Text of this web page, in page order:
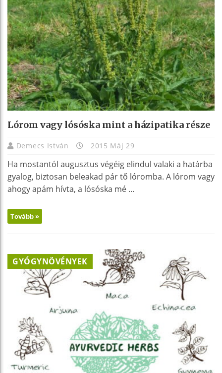
Lórom vagy lósóska mint a házipatika része
Demecs István 2015 Máj 29
Ha mostantól augusztus végéig elindul valaki a határba
gyalog, biztosan beleakad pár tő lóromba. A lórom vagy
ahogy apám hívta, a lósóska mé ...
Tovább »
GYÓGYNÖVÉNYEK